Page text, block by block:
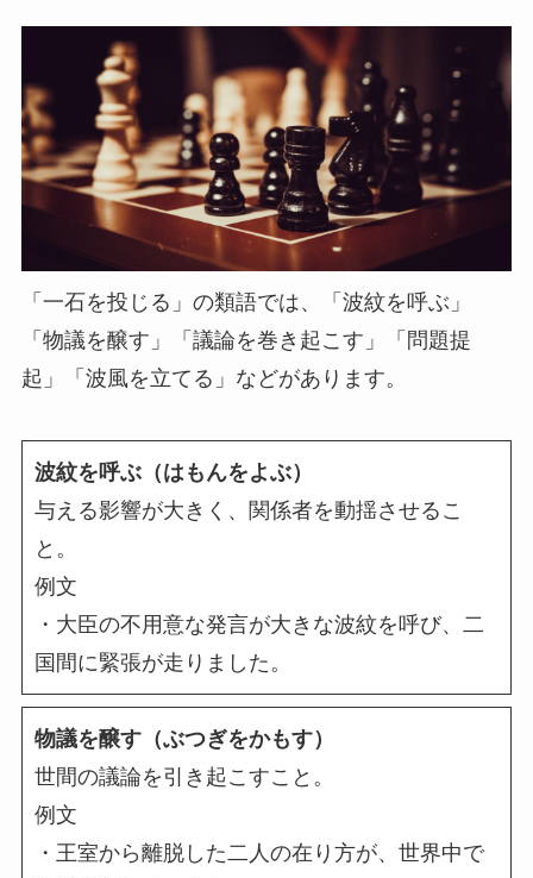
「一石を投じる」の類語では、「波紋を呼ぶ」
「物議を醸す」「議論を巻き起こす」「問題提
起」「波風を立てる」などがあります。
波紋を呼ぶ（はもんをよぶ）
与える影響が大きく、関係者を動揺させるこ
と。
例文
・大臣の不用意な発言が大きな波紋を呼び、二
国間に緊張が走りました。
物議を醸す（ぶつぎをかもす）
世間の議論を引き起こすこと。
例文
・王室から離脱した二人の在り方が、世界中で